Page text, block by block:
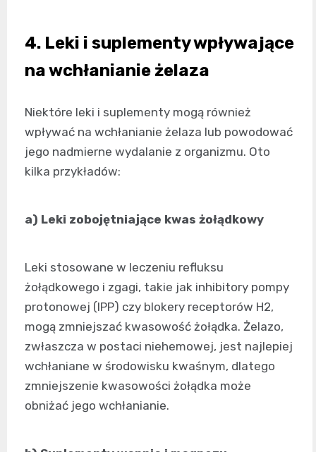
4. Leki i suplementy wpływające
na wchłanianie żelaza
Niektóre leki i suplementy mogą również
wpływać na wchłanianie żelaza lub powodować
jego nadmierne wydalanie z organizmu. Oto
kilka przykładów:
a) Leki zobojętniające kwas żołądkowy
Leki stosowane w leczeniu refluksu
żołądkowego i zgagi, takie jak inhibitory pompy
protonowej (IPP) czy blokery receptorów H2,
mogą zmniejszać kwasowość żołądka. Żelazo,
zwłaszcza w postaci niehemowej, jest najlepiej
wchłaniane w środowisku kwaśnym, dlatego
zmniejszenie kwasowości żołądka może
obniżać jego wchłanianie.